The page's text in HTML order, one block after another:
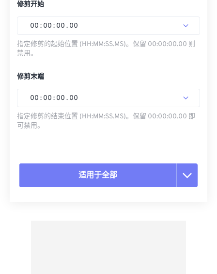
修剪开始
00 : 00 : 00 . 00
指定修剪的起始位置 (HH:MM:SS.MS)。保留 00:00:00.00 则
禁用。
修剪末端
00 : 00 : 00 . 00
指定修剪的结束位置 (HH:MM:SS.MS)。保留 00:00:00.00 即
可禁用。
适用于全部